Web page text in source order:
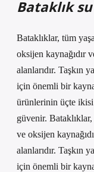
Bataklık
Bataklıklar, tüm
oksijen kaynağıdır
alanlarıdır. Taşkın
için önemli bir
ürünlerinin üçte
güvenir.
ve oksijen
alanlarıdır. Taşkın
için önemli bir